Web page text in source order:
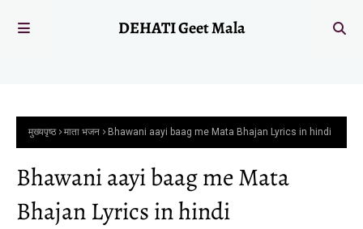
DEHATI Geet Mala
मुख्यपृष्ठ माता भजन Bhawani aayi baag me Mata Bhajan Lyrics in hindi
Bhawani aayi baag me Mata
Bhajan Lyrics in hindi